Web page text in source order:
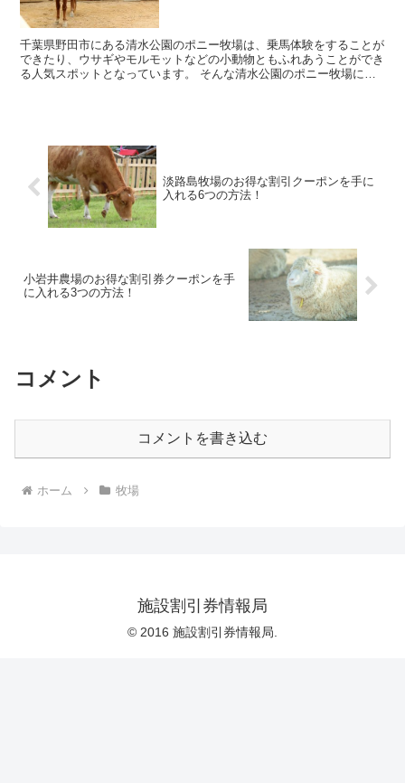
千葉県野田市にある清水公園のポニー牧場は、乗馬体験をすることが
できたり、ウサギやモルモットなどの小動物ともふれあうことができ
る人気スポットとなっています。 そんな清水公園のポニー牧場に行
淡路島牧場のお得な割引クーポンを手に
入れる6つの方法！
小岩井農場のお得な割引券クーポンを手
に入れる3つの方法！
コメント
コメントを書き込む
ホーム 牧場
施設割引券情報局
© 2016 施設割引券情報局.